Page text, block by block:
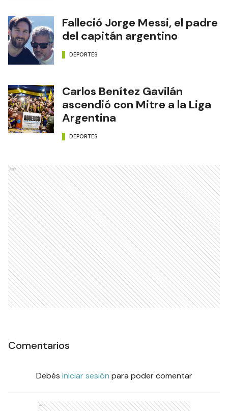
Falleció Jorge Messi, el padre
del capitán argentino
DEPORTES
Carlos Benítez Gavilán
ascendió con Mitre a la Liga
Argentina
DEPORTES
Ads
Comentarios
Debés iniciar sesión para poder comentar
Ads